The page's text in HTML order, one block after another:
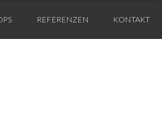
REFERENZEN KONTAKT